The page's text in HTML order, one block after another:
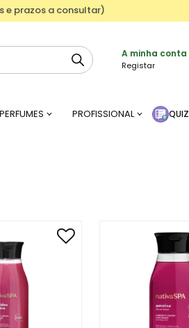
e prazos a consultar)
A minha conta
Registar
PERFUMES PROFISSIONAL QUIZ